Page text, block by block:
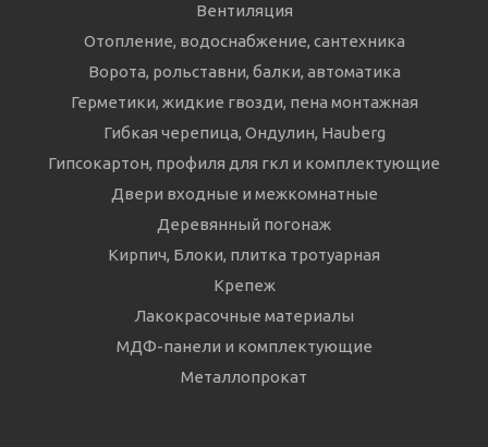
Вентиляция
Отопление, водоснабжение, сантехника
Ворота, рольставни, балки, автоматика
Герметики, жидкие гвозди, пена монтажная
Гибкая черепица, Ондулин, Hauberg
Гипсокартон, профиля для гкл и комплектующие
Двери входные и межкомнатные
Деревянный погонаж
Кирпич, Блоки, плитка тротуарная
Крепеж
Лакокрасочные материалы
МДФ-панели и комплектующие
Металлопрокат